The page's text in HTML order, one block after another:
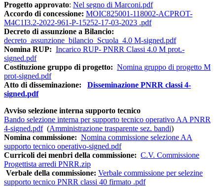
Progetto approvato: Nel segno di Marconi.pdf
Accordo di concessione: MOIC825001-118002-ACPROT-
M4C1I3.2-2022-961-P-15252-17-03-2023 .pdf
Decreto di assunzione a Bilancio:
decreto_assunzione_bilancio_Scuola_4.0 M-signed.pdf
Nomina RUP: Incarico RUP- PNRR Classi 4.0 M prot.-
signed.pdf
Costituzione gruppo di progetto: Nomina gruppo di progetto M
prot-signed.pdf
Atto di disseminazione: Disseminazione PNRR classi 4-
signed.pdf
Avviso selezione interna supporto tecnico
Bando selezione interna per supporto tecnico operativo AA PNRR
4-signed.pdf(Amministrazione trasparente sez. bandi)
Nomina commissione: Nomina commissione selezione AA
supporto tecnico operativo-signed.pdf
Curricoli dei menbri della commissione: C.V. Commissione
Progettista arredi PNRR.zip
Verbale della commissione: Verbale commissione per selezine
supporto tecnico PNRR classi 40 firmato .pdf